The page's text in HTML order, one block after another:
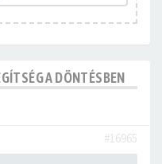
A DÖNTÉSBEN
#16965